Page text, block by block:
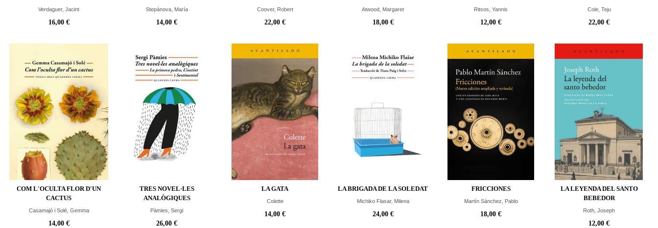
Verdaguer, Jacint
16,00 €
Stepánova, María
14,00 €
Coover, Robert
22,00 €
Atwood, Margaret
18,00 €
Ritsos, Yannis
12,00 €
Cole, Teju
22,00 €
COM L'OCULTA FLOR D'UN
CACTUS
Casamajó i Solé, Gemma
14,00 €
TRES NOVEL·LES
ANALÒGIQUES
Pàmies, Sergi
26,00 €
LA GATA
Colette
14,00 €
LA BRIGADA DE LA SOLEDAT
Michiko Flasar, Milena
24,00 €
FRICCIONES
Martín Sánchez, Pablo
18,00 €
LA LEYENDA DEL SANTO
BEBEDOR
Roth, Joseph
12,00 €